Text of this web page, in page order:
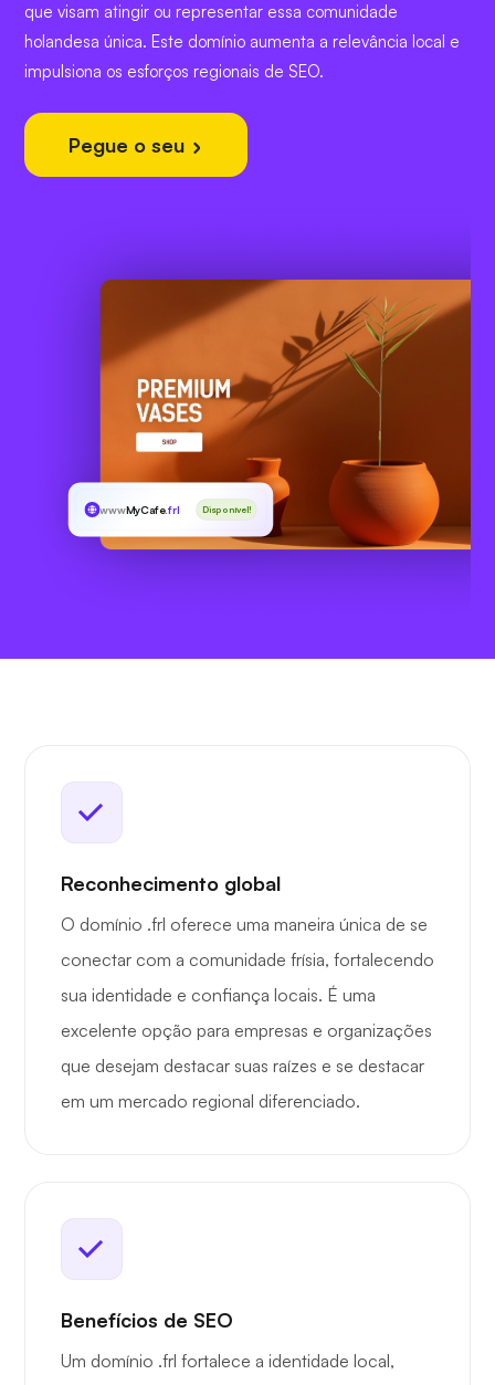
que visam atingir ou representar essa comunidade
holandesa única. Este domínio aumenta a relevância local e
impulsiona os esforços regionais de SEO.
Pegue o seu
wwwMyCafe.frl Disponível!
Reconhecimento global
O domínio .frl oferece uma maneira única de se
conectar com a comunidade frísia, fortalecendo
sua identidade e confiança locais. É uma
excelente opção para empresas e organizações
que desejam destacar suas raízes e se destacar
em um mercado regional diferenciado.
Benefícios de SEO
Um domínio .frl fortalece a identidade local,